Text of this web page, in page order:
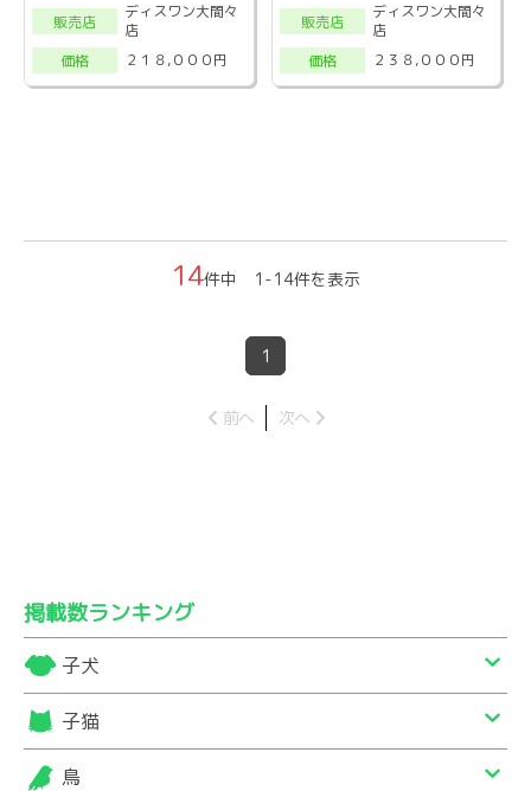
販売店
ディスワン大間々
店
価格
２１８,０００円
販売店
ディスワン大間々
店
価格
２３８,０００円
14件中 1-14件を表示
1
前へ 次へ
掲載数ランキング
子犬
子猫
鳥